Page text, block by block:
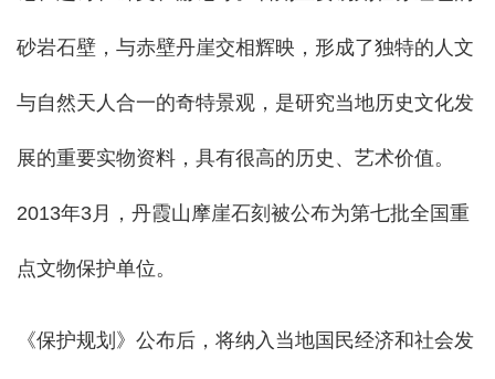
砂岩石壁，与赤壁丹崖交相辉映，形成了独特的人文
与自然天人合一的奇特景观，是研究当地历史文化发
展的重要实物资料，具有很高的历史、艺术价值。
2013年3月，丹霞山摩崖石刻被公布为第七批全国重
点文物保护单位。
《保护规划》公布后，将纳入当地国民经济和社会发